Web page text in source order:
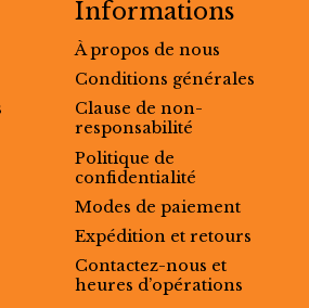
Informations
À propos de nous
Conditions générales
Clause de non-
responsabilité
Politique de
confidentialité
Modes de paiement
Expédition et retours
Contactez-nous et
heures d’opérations